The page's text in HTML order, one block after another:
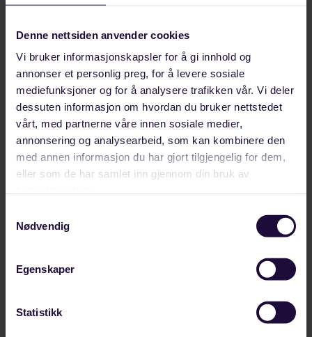
Denne nettsiden anvender cookies
Vi bruker informasjonskapsler for å gi innhold og
annonser et personlig preg, for å levere sosiale
mediefunksjoner og for å analysere trafikken vår. Vi deler
dessuten informasjon om hvordan du bruker nettstedet
vårt, med partnerne våre innen sosiale medier,
annonsering og analysearbeid, som kan kombinere den
med annen informasjon du har gjort tilgjengelig for dem,
eller som de har samlet inn gjennom din bruk av
Nødvendig
Egenskaper
Statistikk
Kontakt
22 03 22 00
post@styrke.no
Hvem er vi
Tariffavtaler